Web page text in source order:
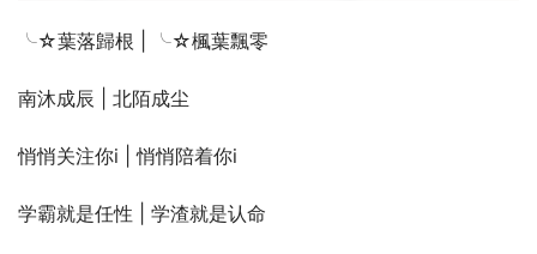
╰☆葉落歸根 | ╰☆楓葉飄零
南沐成辰 | 北陌成尘
悄悄关注你i | 悄悄陪着你i
学霸就是任性 | 学渣就是认命